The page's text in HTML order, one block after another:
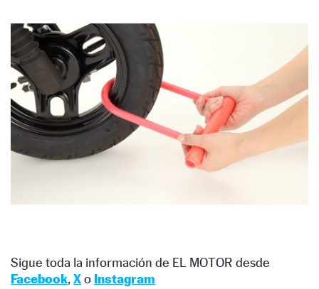
Sigue toda la información de EL MOTOR desde
Facebook, Xo Instagram